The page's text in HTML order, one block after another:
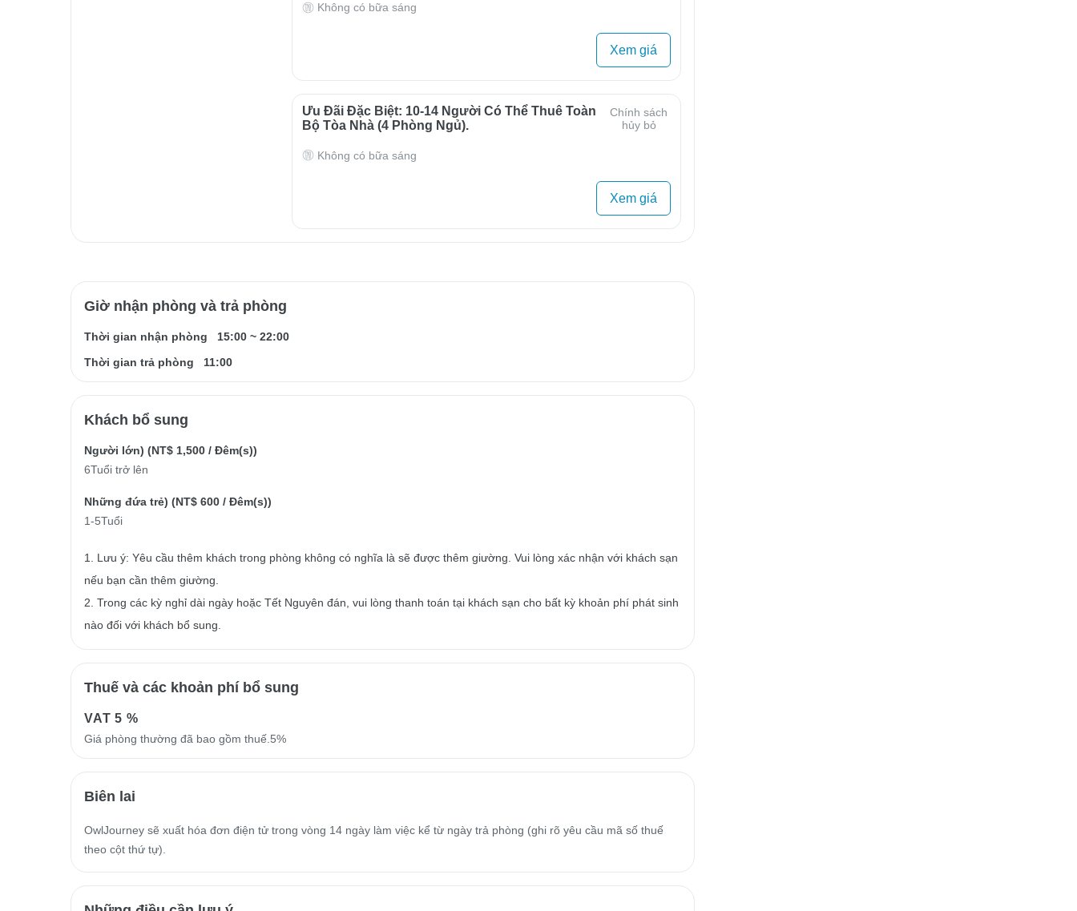
Không có bữa sáng
Xem giá
Ưu Đãi Đặc Biệt: 10-14 Người Có Thể Thuê Toàn
Bộ Tòa Nhà (4 Phòng Ngủ).
Chính sách
hủy bỏ
Không có bữa sáng
Xem giá
Giờ nhận phòng và trả phòng
Thời gian nhận phòng 15:00 ~ 22:00
Thời gian trả phòng
11:00
Khách bổ sung
Người lớn) (NT$ 1,500 / Đêm(s))
6Tuổi trở lên
Những đứa trẻ) (NT$ 600 / Đêm(s))
1-5Tuổi
1. Lưu ý: Yêu cầu thêm khách trong phòng không có nghĩa là sẽ được thêm giường. Vui lòng xác nhận với khách sạn
nếu bạn cần thêm giường.
2. Trong các kỳ nghỉ dài ngày hoặc Tết Nguyên đán, vui lòng thanh toán tại khách sạn cho bất kỳ khoản phí phát sinh
nào đối với khách bổ sung.
Thuế và các khoản phí bổ sung
VAT5 %
Giá phòng thường đã bao gồm thuế.5%
Biên lai
OwlJourney sẽ xuất hóa đơn điện tử trong vòng 14 ngày làm việc kể từ ngày trả phòng (ghi rõ yêu cầu mã số thuế
theo cột thứ tự).